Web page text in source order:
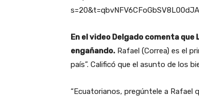
En el video Delgado comenta que
engañando. Rafael (Correa) es el
país”. Calificó que el asunto de los
“Ecuatorianos, pregúntele a Rafael